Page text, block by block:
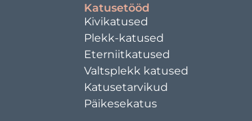
Katusetööd
Kivikatused
Plekk-katused
Eterniitkatused
Valtsplekk katused
Katusetarvikud
Päikesekatus